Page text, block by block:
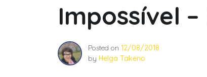
Impossível
Posted on 12/08/2018
by Helga Takeno